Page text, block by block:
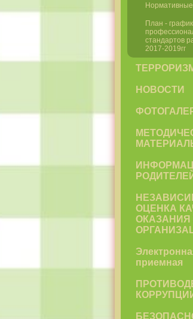
План -
стандартов
2017-2019гг
НОВОСТИ
ОЦЕНКА
ОКАЗАНИЯ
приемная